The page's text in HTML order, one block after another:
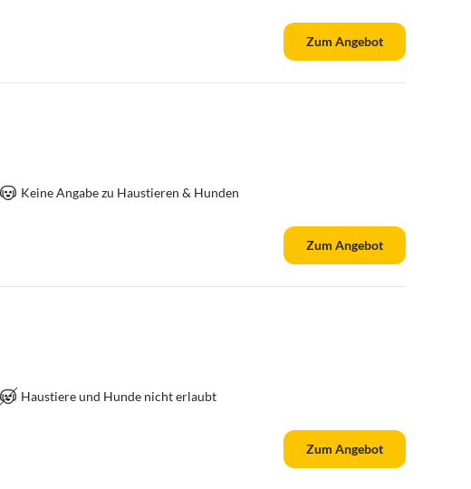
Zum Angebot
Keine Angabe zu Haustieren & Hunden
Zum Angebot
Haustiere und Hunde nicht erlaubt
Zum Angebot